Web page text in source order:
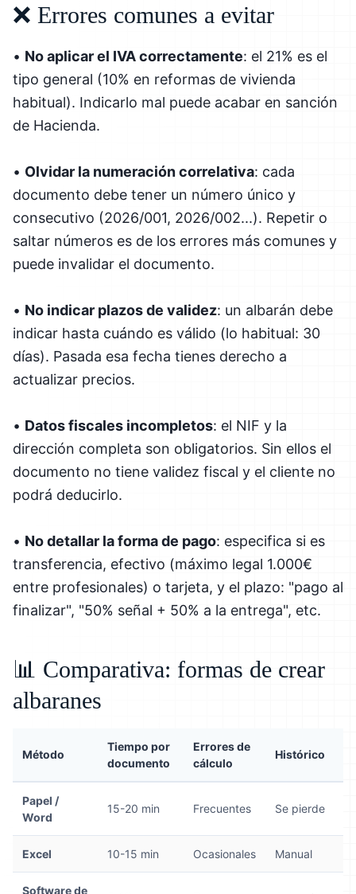
❌ Errores comunes a evitar
• No aplicar el IVA correctamente: el 21% es el
tipo general (10% en reformas de vivienda
habitual). Indicarlo mal puede acabar en sanción
de Hacienda.
• Olvidar la numeración correlativa: cada
documento debe tener un número único y
consecutivo (2026/001, 2026/002...). Repetir o
saltar números es de los errores más comunes y
puede invalidar el documento.
• No indicar plazos de validez: un albarán debe
indicar hasta cuándo es válido (lo habitual: 30
días). Pasada esa fecha tienes derecho a
actualizar precios.
• Datos fiscales incompletos: el NIF y la
dirección completa son obligatorios. Sin ellos el
documento no tiene validez fiscal y el cliente no
podrá deducirlo.
• No detallar la forma de pago: especifica si es
transferencia, efectivo (máximo legal 1.000€
entre profesionales) o tarjeta, y el plazo: "pago al
finalizar", "50% señal + 50% a la entrega", etc.
📊 Comparativa: formas de crear
albaranes
Método
Tiempo por
documento
Errores de
cálculo
Histórico
Papel /
Word
15-20 min Frecuentes Se pierde
Excel 10-15 min Ocasionales Manual
Software de